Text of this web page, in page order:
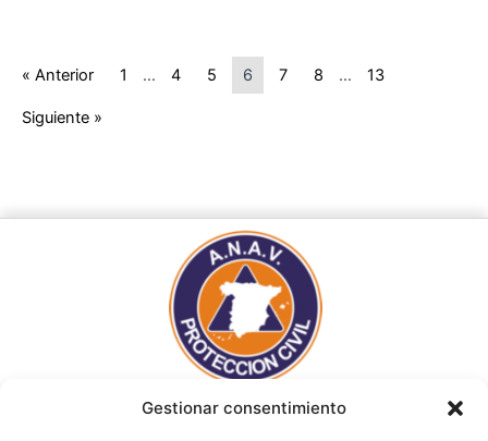
Gestionar consentimiento
« Anterior 1 … 4 5 6 7 8 … 13
Siguiente »